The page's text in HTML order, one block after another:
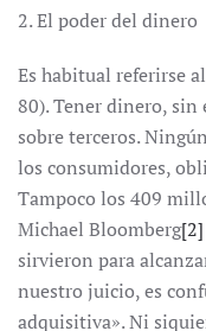
2. El poder del dinero
Es habitual referirse
80). Tener dinero, sin
sobre terceros.
los consumidores,
Tampoco los 409
Michael Bloomberg[2]
sirvieron para
nuestro juicio, es
adquisitiva». Ni